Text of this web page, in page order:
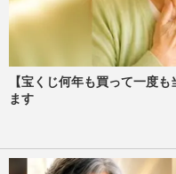
【宝くじ何年も買って一度
ます